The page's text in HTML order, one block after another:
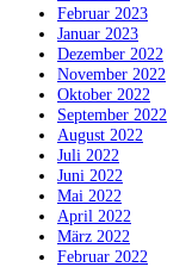
Februar 2023
Januar 2023
Dezember 2022
November 2022
Oktober 2022
September 2022
August 2022
Juli 2022
Juni 2022
Mai 2022
April 2022
März 2022
Februar 2022